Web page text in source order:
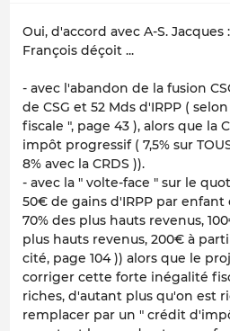
Oui, d'accord avec A-S. Jacques
François déçoit ...
- avec l'abandon de la fusion
de CSG et 52 Mds d'IRPP (
fiscale ", page 43 ), alors que la
impôt progressif ( 7,5% sur
8% avec la CRDS )).
- avec la " volte-face " sur le
50€ de gains d'IRPP par
70% des plus hauts revenus,
plus hauts revenus, 200€ à
cité, page 104 )) alors que le
corriger cette forte inégalité
riches, d'autant plus qu'on est
remplacer par un " crédit